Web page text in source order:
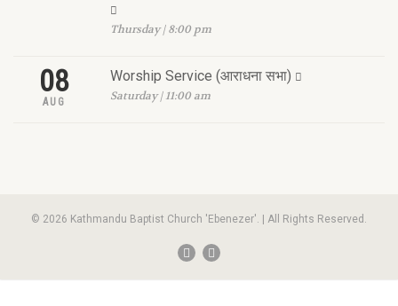
Thursday | 8:00 pm
08
AUG
Worship Service (आराधना सभा)
Saturday | 11:00 am
© 2026 Kathmandu Baptist Church 'Ebenezer'. | All Rights Reserved.